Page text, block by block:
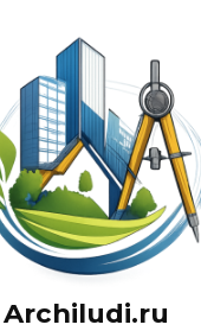
Archiludi.ru